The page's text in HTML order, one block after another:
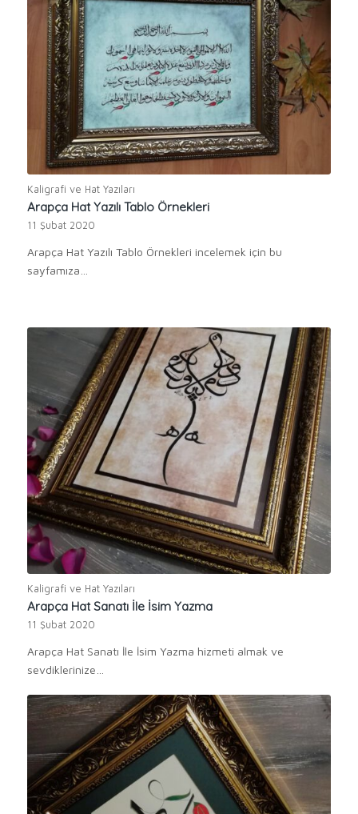
Kaligrafi ve Hat Yazıları
Arapça Hat Yazılı Tablo Örnekleri
11 Şubat 2020
Arapça Hat Yazılı Tablo Örnekleri incelemek için bu
sayfamıza…
Kaligrafi ve Hat Yazıları
Arapça Hat Sanatı İle İsim Yazma
11 Şubat 2020
Arapça Hat Sanatı İle İsim Yazma hizmeti almak ve
sevdiklerinize…